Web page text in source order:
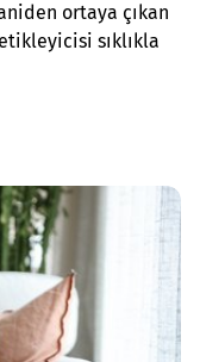
ortaya çıkan
sıklıkla